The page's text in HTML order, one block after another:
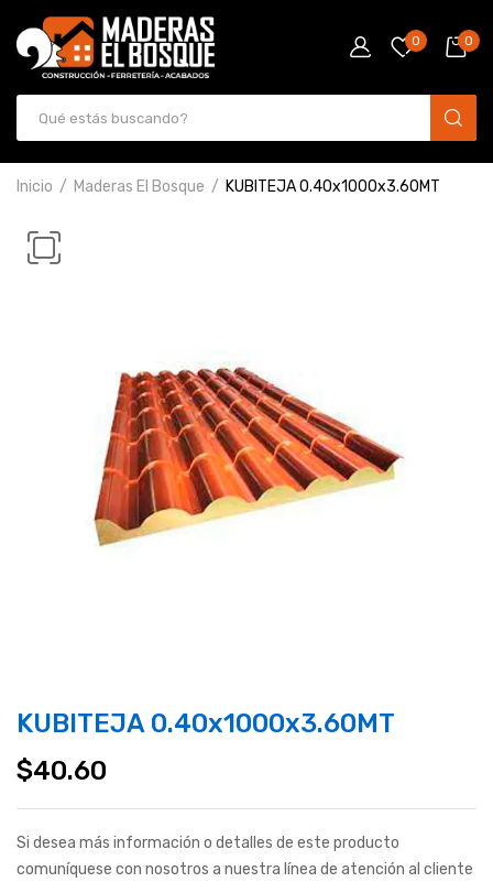
0 0
Inicio Maderas El Bosque KUBITEJA 0.40x1000x3.60MT
KUBITEJA 0.40x1000x3.60MT
$40.60
Si desea más información o detalles de este producto
comuníquese con nosotros a nuestra línea de atención al cliente